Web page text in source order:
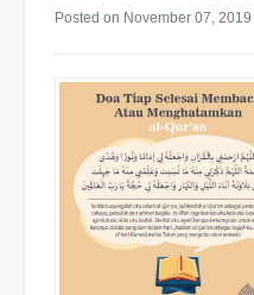
Posted on November 07, 2019